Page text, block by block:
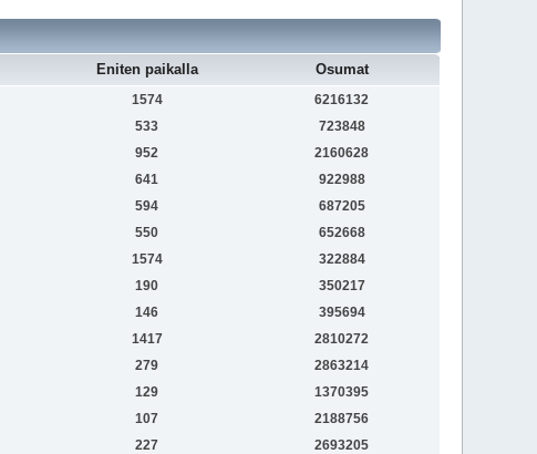
Eniten paikalla Osumat
1574
6216132
533
723848
952
2160628
641
922988
594
687205
550
652668
1574
322884
190
350217
146
395694
1417
2810272
279
2863214
129
1370395
107
2188756
227
2693205